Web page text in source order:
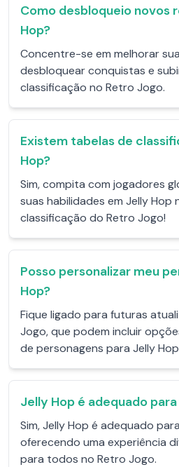
Como desbloqueio novos
Hop?
Concentre-se em melhorar
desbloquear conquistas e
classificação no Retro Jogo.
Existem tabelas de
Hop?
Sim, compita com jogadores
suas habilidades em Jelly Hop
classificação do Retro Jogo!
Posso personalizar meu
Hop?
Fique ligado para futuras
Jogo, que podem incluir
de personagens para Jelly
Jelly Hop é adequado
Sim, Jelly Hop é adequado
oferecendo uma experiência
para todos no Retro Jogo.